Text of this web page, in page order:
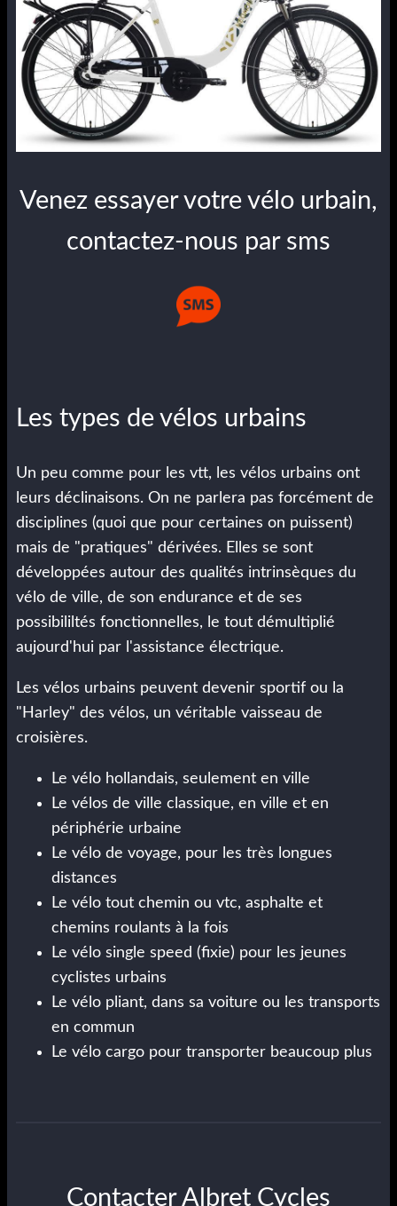
Venez essayer votre vélo urbain,
contactez-nous par sms
Les types de vélos urbains
Un peu comme pour les vtt, les vélos urbains ont
leurs déclinaisons. On ne parlera pas forcément de
disciplines (quoi que pour certaines on puissent)
mais de "pratiques" dérivées. Elles se sont
développées autour des qualités intrinsèques du
vélo de ville, de son endurance et de ses
possibililtés fonctionnelles, le tout démultiplié
aujourd'hui par l'assistance électrique.
Les vélos urbains peuvent devenir sportif ou la
"Harley" des vélos, un véritable vaisseau de
croisières.
Le vélo hollandais, seulement en ville
Le vélos de ville classique, en ville et en
périphérie urbaine
Le vélo de voyage, pour les très longues
distances
Le vélo tout chemin ou vtc, asphalte et
chemins roulants à la fois
Le vélo single speed (fixie) pour les jeunes
cyclistes urbains
Le vélo pliant, dans sa voiture ou les transports
en commun
Le vélo cargo pour transporter beaucoup plus
Contacter Albret Cycles